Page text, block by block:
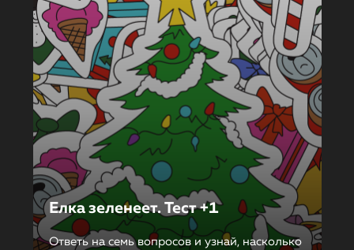
Елка зеленеет. Тест +1
Ответь на семь вопросов и узнай, насколько